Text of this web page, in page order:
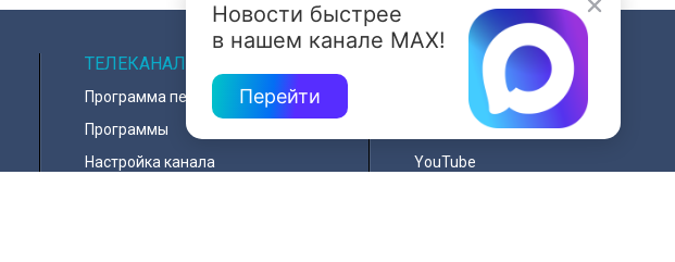
Новости быстрее
в нашем канале MAX!
Перейти
ТЕЛЕКАНАЛ
Программа передач
Программы
Настройка канала
Вконтакте
YouTube